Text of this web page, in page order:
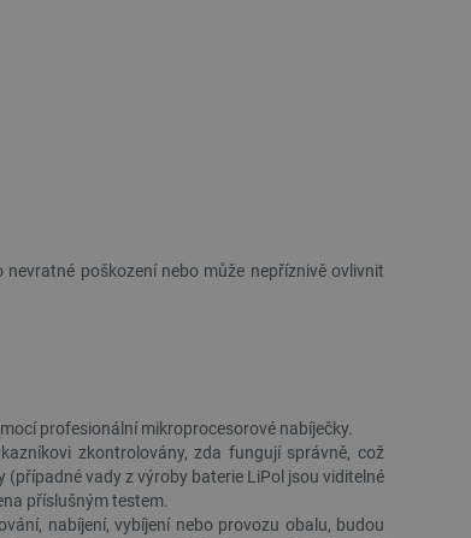
poškození nebo může nepříznivě ovlivnit
profesionální mikroprocesorové nabíječky.
zkontrolovány, zda fungují správně, což
vady z výroby baterie LiPol jsou viditelné
příslušným testem.
nabíjení, vybíjení nebo provozu obalu, budou